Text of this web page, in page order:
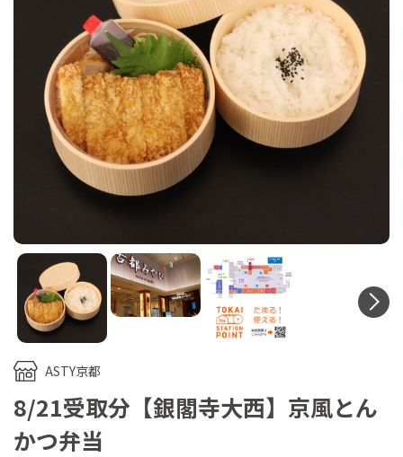
ASTY京都
8/21受取分【銀閣寺大西】京風とん
かつ弁当